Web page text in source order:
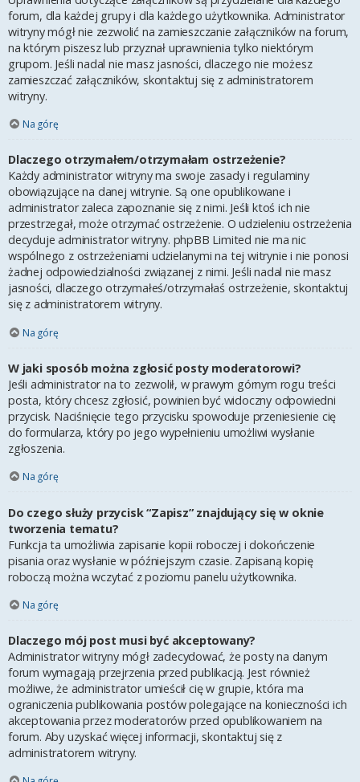
forum, dla każdej grupy i dla każdego użytkownika. Administrator
witryny mógł nie zezwolić na zamieszczanie załączników na forum,
na którym piszesz lub przyznał uprawnienia tylko niektórym
grupom. Jeśli nadal nie masz jasności, dlaczego nie możesz
zamieszczać załączników, skontaktuj się z administratorem
witryny.
Na górę
Dlaczego otrzymałem/otrzymałam ostrzeżenie?
Każdy administrator witryny ma swoje zasady i regulaminy
obowiązujące na danej witrynie. Są one opublikowane i
administrator zaleca zapoznanie się z nimi. Jeśli ktoś ich nie
przestrzegał, może otrzymać ostrzeżenie. O udzieleniu ostrzeżenia
decyduje administrator witryny. phpBB Limited nie ma nic
wspólnego z ostrzeżeniami udzielanymi na tej witrynie i nie ponosi
żadnej odpowiedzialności związanej z nimi. Jeśli nadal nie masz
jasności, dlaczego otrzymałeś/otrzymałaś ostrzeżenie, skontaktuj
się z administratorem witryny.
Na górę
W jaki sposób można zgłosić posty moderatorowi?
Jeśli administrator na to zezwolił, w prawym górnym rogu treści
posta, który chcesz zgłosić, powinien być widoczny odpowiedni
przycisk. Naciśnięcie tego przycisku spowoduje przeniesienie cię
do formularza, który po jego wypełnieniu umożliwi wysłanie
zgłoszenia.
Na górę
Do czego służy przycisk “Zapisz” znajdujący się w oknie
tworzenia tematu?
Funkcja ta umożliwia zapisanie kopii roboczej i dokończenie
pisania oraz wysłanie w późniejszym czasie. Zapisaną kopię
roboczą można wczytać z poziomu panelu użytkownika.
Na górę
Dlaczego mój post musi być akceptowany?
Administrator witryny mógł zadecydować, że posty na danym
forum wymagają przejrzenia przed publikacją. Jest również
możliwe, że administrator umieścił cię w grupie, która ma
ograniczenia publikowania postów polegające na konieczności ich
akceptowania przez moderatorów przed opublikowaniem na
forum. Aby uzyskać więcej informacji, skontaktuj się z
administratorem witryny.